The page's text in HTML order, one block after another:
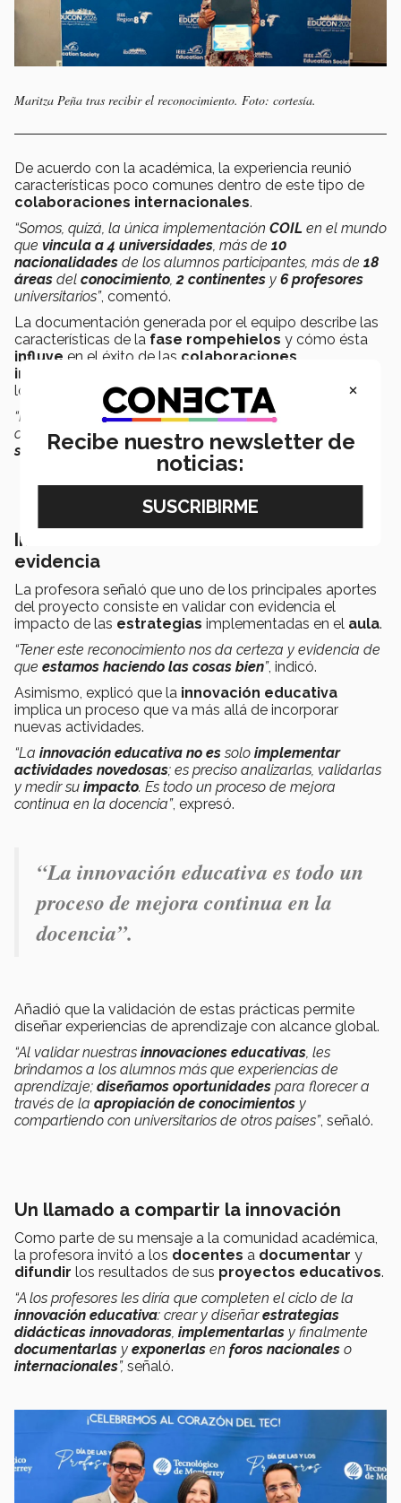
Maritza Peña tras recibir el reconocimiento. Foto: cortesía.
De acuerdo con la académica, la experiencia reunió
características poco comunes dentro de este tipo de
colaboraciones internacionales.
“Somos, quizá, la única implementación COIL en el mundo
que vincula a 4 universidades , más de 10
nacionalidades de los alumnos participantes, más de 18
áreas del conocimiento 2 continentes y 6 profesores
universitarios”, comentó.
La documentación generada por el equipo describe las
características de la fase rompehielos y cómo ésta
influye en el éxito de las colaboraciones
internacionales
los estudiantes.
“Hacer COIL es brindar a todos los estudiantes la
oportunidad de vivir una
experiencia internacional sin
salir del aulade clase”,afirmó.
Innovación educativa basada en
evidencia
La profesora señaló que uno de los principales aportes
del proyecto consiste en validar con evidencia el
impacto de las estrategias implementadas en el aula.
“Tener este reconocimiento nos da certeza y evidencia de
que estamos haciendo las cosas bien”, indicó.
Asimismo, explicó que la innovación educativa
implica un proceso que va más allá de incorporar
nuevas actividades.
“La innovación educativa no essolo implementar
actividades novedosas; es preciso analizarlas, validarlas
y medir su impacto. Es todo un proceso de mejora
continua en la docencia”, expresó.
“La innovación educativa es todo un
proceso de mejora continua en la
docencia”.
Añadió que la validación de estas prácticas permite
diseñar experiencias de aprendizaje con alcance global.
“Al validar nuestras innovaciones educativas , les
brindamos a los alumnos más que experiencias de
aprendizaje; diseñamos oportunidades para florecer a
través de la apropiación de conocimientos y
compartiendo con universitarios de otros paises”, señaló.
Un llamado a compartir la innovación
Como parte de su mensaje a la comunidad académica,
la profesora invitó a los docentes a documentar y
difundir los resultados de sus proyectos educativos.
“A los profesores les diría que completen el ciclo de la
innovación educativa: crear y diseñarestrategias
didácticas innovadoras implementarlas y finalmente
documentarlas y exponerlas en foros nacionales o
internacionales”, señaló.
×
Recibe nuestro newsletter de
noticias: